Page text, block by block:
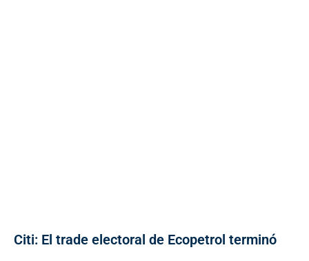
Citi: El trade electoral de Ecopetrol terminó